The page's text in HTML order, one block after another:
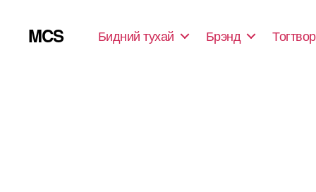
MCS Бидний тухай Брэнд